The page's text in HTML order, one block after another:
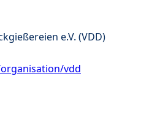
e.V. (VDD)
vdd